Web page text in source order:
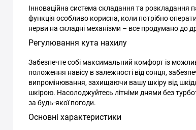
Інноваційна система складання та розкладання
функція особливо корисна, коли потрібно
нерви на складні механізми – все продумано до
Регулювання кута нахилу
Забезпечте собі максимальний комфорт із
положення навісу в залежності від сонця,
випромінювання, захищаючи вашу шкіру від
шкірою. Насолоджуйтесь літніми днями без
за будь-якої погоди.
Основні характеристики